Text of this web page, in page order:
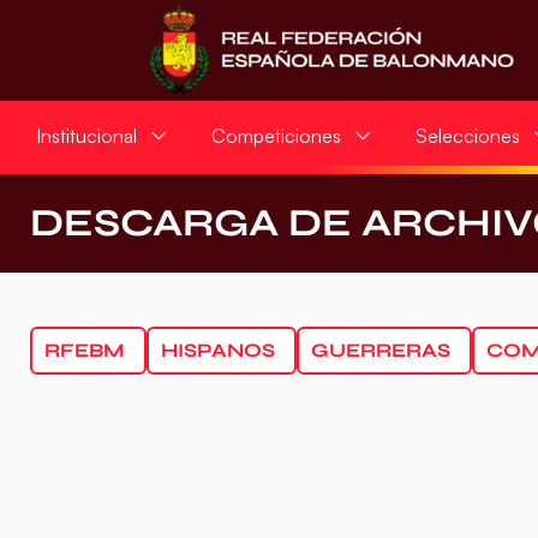
Institucional Competiciones Selecciones
DESCARGA DE
RFEBM HISPANOS GUERRERAS